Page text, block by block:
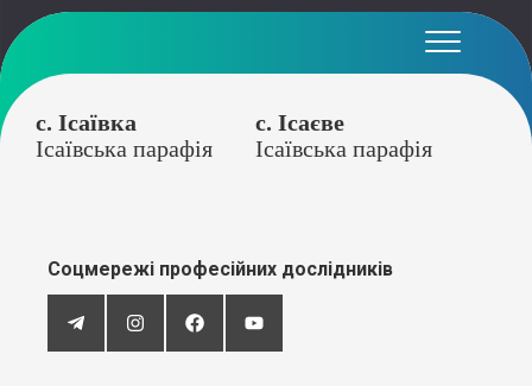
с. Ісаївка
Ісаївська парафія
с. Ісаєве
Ісаївська парафія
Соцмережі професійних дослідників